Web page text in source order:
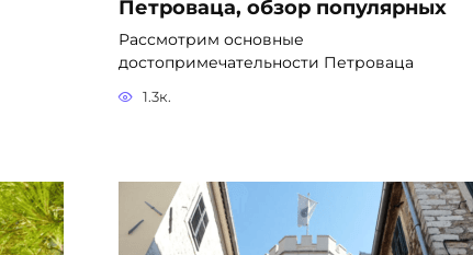
Петроваца, обзор популярных
Рассмотрим основные
достопримечательности Петроваца
1.3к.